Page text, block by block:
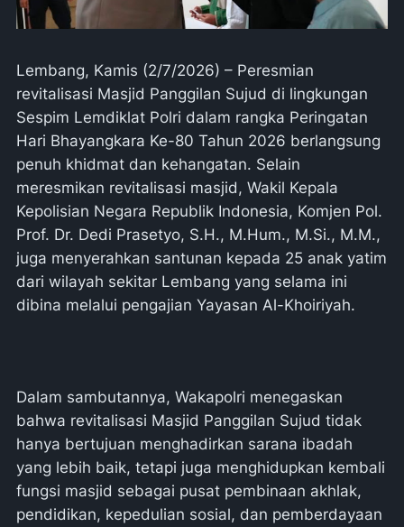
Lembang, Kamis (2/7/2026) – Peresmian
revitalisasi Masjid Panggilan Sujud di lingkungan
Sespim Lemdiklat Polri dalam rangka Peringatan
Hari Bhayangkara Ke-80 Tahun 2026 berlangsung
penuh khidmat dan kehangatan. Selain
meresmikan revitalisasi masjid, Wakil Kepala
Kepolisian Negara Republik Indonesia, Komjen Pol.
Prof. Dr. Dedi Prasetyo, S.H., M.Hum., M.Si., M.M.,
juga menyerahkan santunan kepada 25 anak yatim
dari wilayah sekitar Lembang yang selama ini
dibina melalui pengajian Yayasan Al-Khoiriyah.
Dalam sambutannya, Wakapolri menegaskan
bahwa revitalisasi Masjid Panggilan Sujud tidak
hanya bertujuan menghadirkan sarana ibadah
yang lebih baik, tetapi juga menghidupkan kembali
fungsi masjid sebagai pusat pembinaan akhlak,
pendidikan, kepedulian sosial, dan pemberdayaan